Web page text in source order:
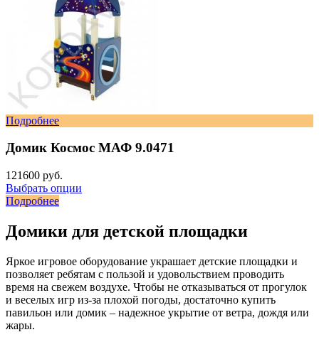
Подробнее
Домик Космос МАФ 9.0471
121600 руб.
Выбрать опции
Подробнее
Домики для детской площадки
Яркое игровое оборудование украшает детские площадки и
позволяет ребятам с пользой и удовольствием проводить
время на свежем воздухе. Чтобы не отказываться от прогулок
и веселых игр из-за плохой погоды, достаточно купить
павильон или домик – надежное укрытие от ветра, дождя или
жары.